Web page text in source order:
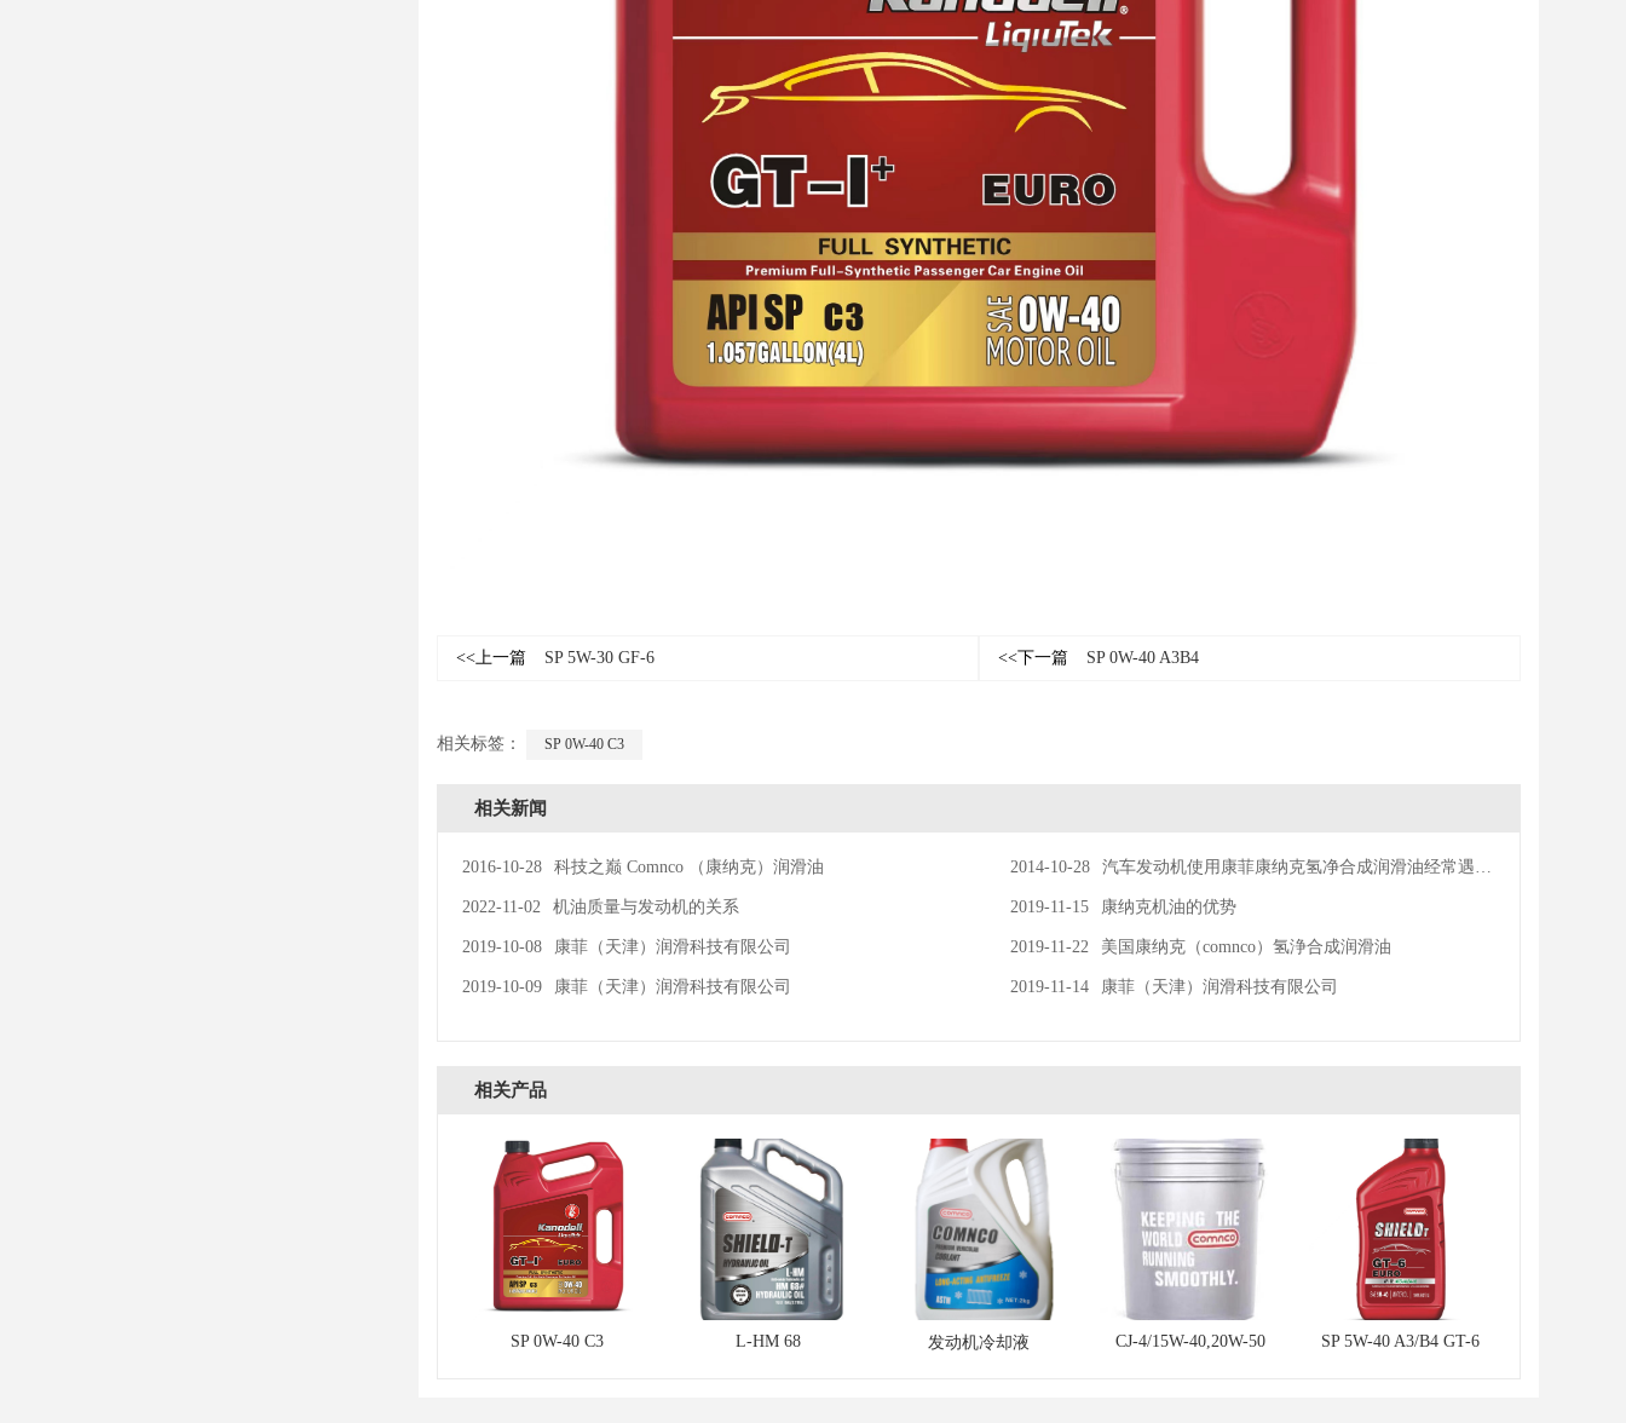
<<上一篇 SP 5W-30 GF-6 <<下一篇 SP 0W-40 A3B4
相关标签： SP 0W-40 C3
相关新闻
2016-10-28 科技之巅 Comnco （康纳克）润滑油 2014-10-28 汽车发动机使用康菲康纳克氢净合成润滑油经常遇到的问题
2022-11-02 机油质量与发动机的关系 2019-11-15 康纳克机油的优势
2019-10-08 康菲（天津）润滑科技有限公司 2019-11-22 美国康纳克（comnco）氢浄合成润滑油
2019-10-09 康菲（天津）润滑科技有限公司 2019-11-14 康菲（天津）润滑科技有限公司
相关产品
SP 0W-40 C3 L-HM 68 发动机冷却液 CJ-4/15W-40,20W-50 SP 5W-40 A3/B4 GT-6